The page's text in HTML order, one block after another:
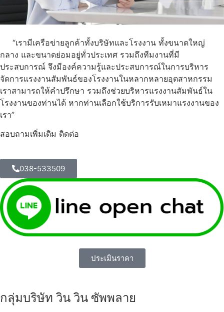
“เรามีเครือข่ายลูกค้าทั้งบริษัทและโรงงาน ทั้งขนาดใหญ่
กลาง และขนาดย่อมอยู่ทั่วประเทศ รวมถึงทีมงานที่มี
ประสบการณ์ จึงมีองค์ความรู้และประสบการณ์ในการบริหาร
จัดการแรงงานสัมพันธ์ของโรงงานในหลากหลายอุตสาหกรรม
เราสามารถให้คำปรึกษา รวมถึงช่วยบริหารแรงงานสัมพันธ์ใน
โรงงานของท่านได้ หากท่านเลือกใช้บริการรับเหมาแรงงานของ
เรา”
สอบถามเพิ่มเติม ติดต่อ
038-533509
ประเมินราคา
กลุ่มบริษัท วิน วิน ซัพพลาย